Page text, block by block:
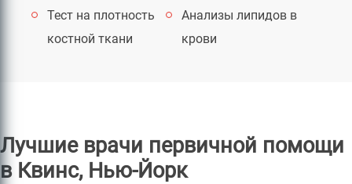
Тест на плотность
костной ткани
Анализы липидов в
крови
Лучшие врачи первичной помощи
в Квинс, Нью-Йорк